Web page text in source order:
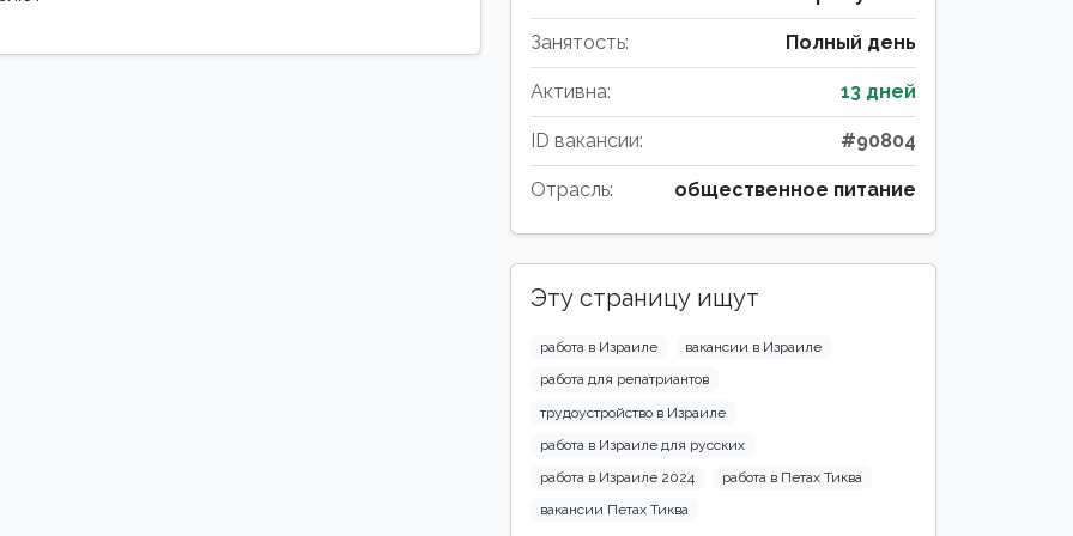
Занятость: Полный день
Активна: 13 дней
ID вакансии: #90804
Отрасль: общественное питание
Эту страницу ищут
работа в Израиле
вакансии в Израиле
работа для репатриантов
трудоустройство в Израиле
работа в Израиле для русских
работа в Израиле 2024
работа в Петах Тиква
вакансии Петах Тиква